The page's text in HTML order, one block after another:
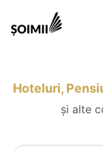
Hoteluri,
și alte